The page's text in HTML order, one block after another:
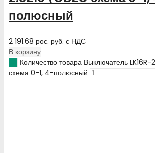
полюсный
2 191.68 рос. руб. с НДС
В корзину
Количество товара Выключатель
схема 0-1, 4-полюсный